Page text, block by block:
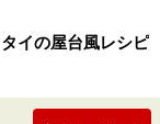
イの屋台風レシピ